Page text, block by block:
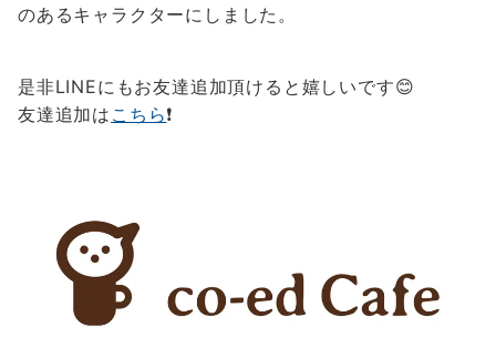
のあるキャラクターにしました。
是非LINEにもお友達追加頂けると嬉しいです😊
友達追加は こちら❗️